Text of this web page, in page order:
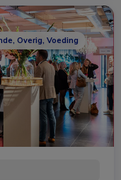
Overig, Voeding